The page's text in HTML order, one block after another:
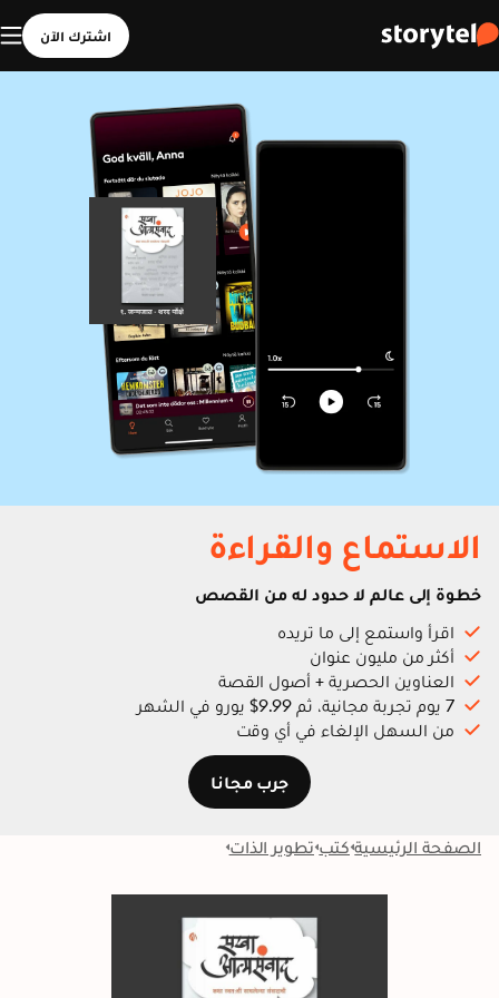
اشترك الآن
الاستماع والقراءة
خطوة إلى عالم لا حدود له من القصص
اقرأ واستمع إلى ما تريده
أكثر من مليون عنوان
العناوين الحصرية + أصول القصة
7 يوم تجربة مجانية، ثم 9.99$ يورو في الشهر
من السهل الإلغاء في أي وقت
جرب مجانا
الصفحة الرئيسية كتب تطوير الذات